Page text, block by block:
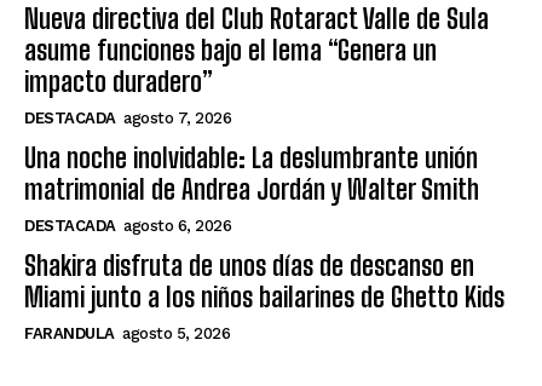
Nueva directiva del Club Rotaract Valle de Sula
asume funciones bajo el lema “Genera un
impacto duradero”
DESTACADA agosto 7, 2026
Una noche inolvidable: La deslumbrante unión
matrimonial de Andrea Jordán y Walter Smith
DESTACADA agosto 6, 2026
Shakira disfruta de unos días de descanso en
Miami junto a los niños bailarines de Ghetto Kids
FARANDULA agosto 5, 2026